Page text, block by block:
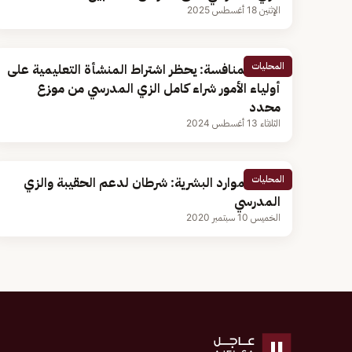
الإثنين 18 أغسطس 2025
المحليات
هيئة المنافسة: يحظر اشتراط المنشأة التعليمية على
أولياء الأمور شراء كامل الزي المدرسي من موزع
محدد
الثلاثاء 13 أغسطس 2024
المحليات
وزارة الموارد البشرية: شرطان لدعم الحقيبة والزي
المدرسي
الخميس 10 سبتمبر 2020